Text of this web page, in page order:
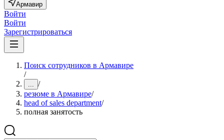
Армавир
Войти
Войти
Зарегистрироваться
Поиск сотрудников в Армавире
/
... /
резюме в Армавире/
head of sales department/
полная занятость